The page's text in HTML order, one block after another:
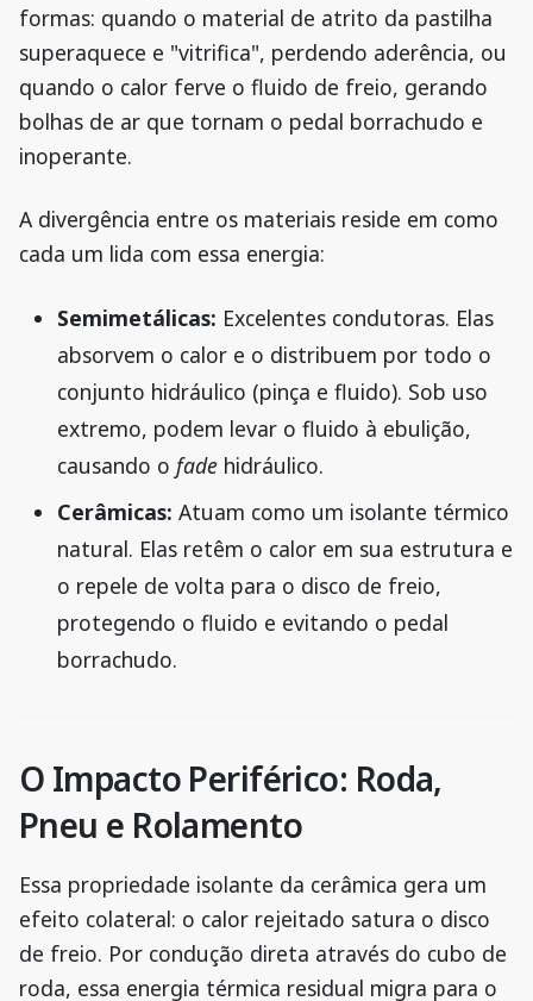
formas: quando o material de atrito da pastilha
superaquece e "vitrifica", perdendo aderência, ou
quando o calor ferve o fluido de freio, gerando
bolhas de ar que tornam o pedal borrachudo e
inoperante.
A divergência entre os materiais reside em como
cada um lida com essa energia:
Semimetálicas: Excelentes condutoras. Elas
absorvem o calor e o distribuem por todo o
conjunto hidráulico (pinça e fluido). Sob uso
extremo, podem levar o fluido à ebulição,
causando o fade hidráulico.
Cerâmicas: Atuam como um isolante térmico
natural. Elas retêm o calor em sua estrutura e
o repele de volta para o disco de freio,
protegendo o fluido e evitando o pedal
borrachudo.
O Impacto Periférico: Roda,
Pneu e Rolamento
Essa propriedade isolante da cerâmica gera um
efeito colateral: o calor rejeitado satura o disco
de freio. Por condução direta através do cubo de
roda, essa energia térmica residual migra para o